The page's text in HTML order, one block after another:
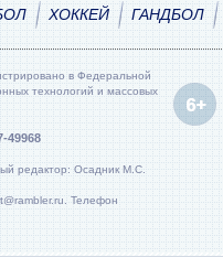
ХОККЕЙ ГАНДБОЛ
в Федеральной
технологий и массовых
49968
редактор: Осадник М.С.
Телефон